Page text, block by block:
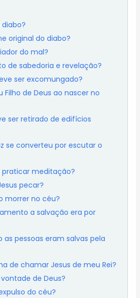
original do diabo?
do mal?
de sabedoria e revelação?
ser excomungado?
Filho de Deus ao nascer no
ser retirado de edifícios
se converteu por escutar o
praticar meditação?
pecar?
morrer no céu?
a salvação era por
as pessoas eram salvas pela
de chamar Jesus de meu Rei?
de Deus?
do céu?